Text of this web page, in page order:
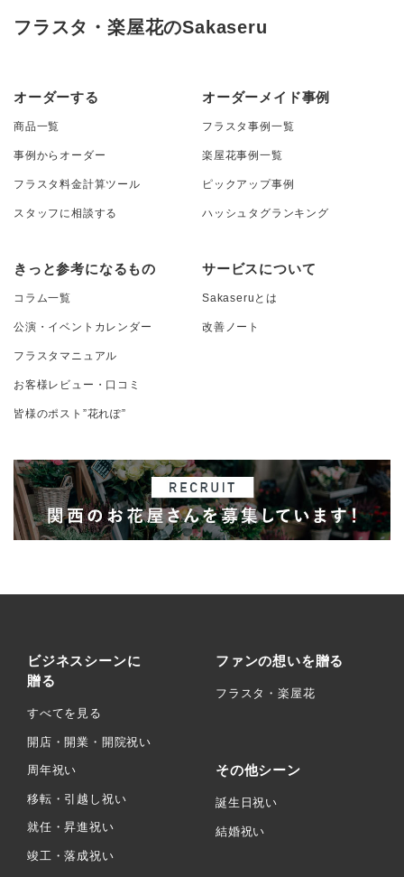
フラスタ・楽屋花のSakaseru
オーダーする
商品一覧
事例からオーダー
フラスタ料金計算ツール
スタッフに相談する
オーダーメイド事例
フラスタ事例一覧
楽屋花事例一覧
ピックアップ事例
ハッシュタグランキング
きっと参考になるもの
コラム一覧
公演・イベントカレンダー
フラスタマニュアル
お客様レビュー・口コミ
皆様のポスト”花れぽ”
サービスについて
Sakaseruとは
改善ノート
ビジネスシーンに
贈る
すべてを見る
開店・開業・開院祝い
周年祝い
移転・引越し祝い
就任・昇進祝い
竣工・落成祝い
ファンの想いを贈る
フラスタ・楽屋花
その他シーン
誕生日祝い
結婚祝い